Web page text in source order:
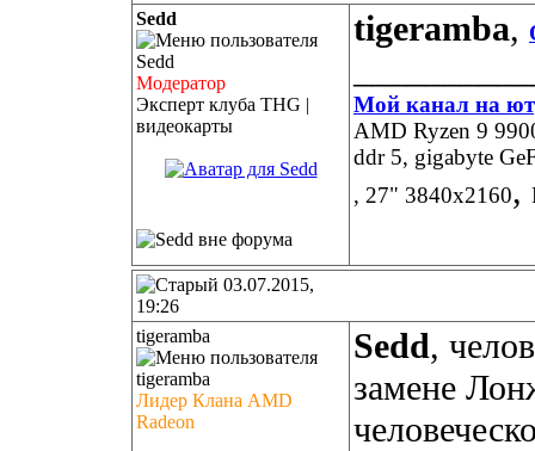
Sedd
Модератор
Эксперт клуба THG |
видеокарты
tigeramba,
Мой канал на
AMD Ryzen 9
ddr 5, gigabyte
, 27" 3840х2160,
03.07.2015,
19:26
tigeramba
Лидер Клана AMD
Radeon
Sedd,
замене